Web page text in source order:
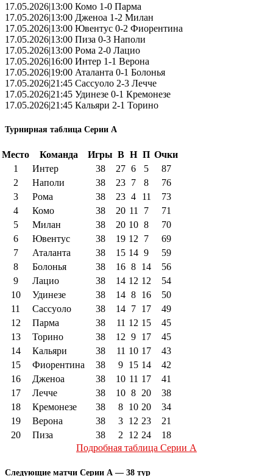
17.05.2026|13:00 Комо 1-0 Парма
17.05.2026|13:00 Дженоа 1-2 Милан
17.05.2026|13:00 Ювентус 0-2 Фиорентина
17.05.2026|13:00 Пиза 0-3 Наполи
17.05.2026|13:00 Рома 2-0 Лацио
17.05.2026|16:00 Интер 1-1 Верона
17.05.2026|19:00 Аталанта 0-1 Болонья
17.05.2026|21:45 Сассуоло 2-3 Лечче
17.05.2026|21:45 Удинезе 0-1 Кремонезе
17.05.2026|21:45 Кальяри 2-1 Торино
Турнирная таблица Серии А
Место Команда Игры В Н П Очки
1
Интер 38 27 6 5
87
2
Наполи 38 23 7 8
76
3
Рома 38 23 4 11
73
4
Комо 38 20 11 7
71
5
Милан 38 20 10 8
70
6
Ювентус 38 19 12 7
69
7
Аталанта 38 15 14 9
59
8
Болонья 38 16 8 14
56
9
Лацио 38 14 12 12
54
10
Удинезе 38 14 8 16
50
11
Сассуоло 38 14 7 17
49
12
Парма 38 11 12 15
45
13
Торино 38 12 9 17
45
14
Кальяри 38 11 10 17
43
15
Фиорентина 38 9 15 14
42
16
Дженоа 38 10 11 17
41
17
Лечче 38 10 8 20
38
18
Кремонезе 38 8 10 20
34
19
Верона 38 3 12 23
21
20
Пиза 38 2 12 24
18
Подробная таблица Серии А
Следующие матчи Серии А — 38 тур